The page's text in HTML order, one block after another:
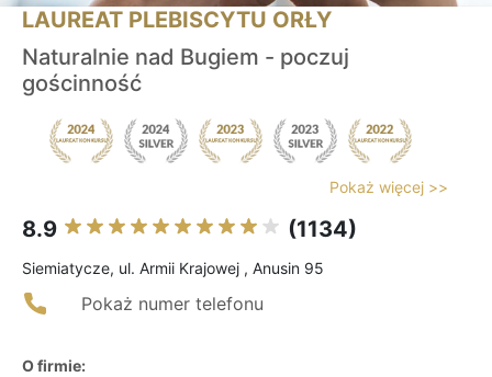
LAUREAT PLEBISCYTU ORŁY
Naturalnie nad Bugiem - poczuj
gościnność
Pokaż więcej >>
8.9 (1134)
Siemiatycze, ul. Armii Krajowej , Anusin 95
Pokaż numer telefonu
O firmie: